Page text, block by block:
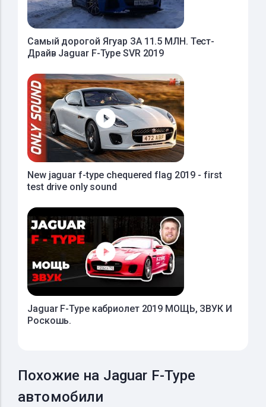
Самый дорогой Ягуар ЗА 11.5 МЛН. Тест-
Драйв Jaguar F-Type SVR 2019
New jaguar f-type chequered flag 2019 - first
test drive only sound
Jaguar F-Type кабриолет 2019 МОЩЬ, ЗВУК И
Роскошь.
Похожие на Jaguar F-Type
автомобили